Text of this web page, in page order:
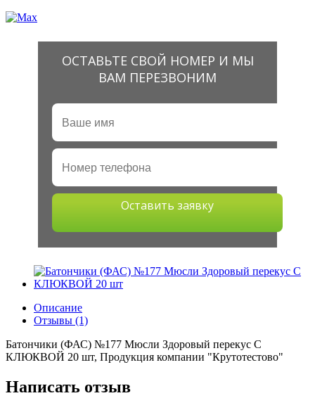
ОСТАВЬТЕ СВОЙ НОМЕР И МЫ
ВАМ ПЕРЕЗВОНИМ
Оставить заявку
Описание
Отзывы (1)
Батончики (ФАС) №177 Мюсли Здоровый перекус С
КЛЮКВОЙ 20 шт, Продукция компании "Крутотестово"
Написать отзыв